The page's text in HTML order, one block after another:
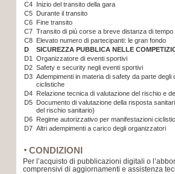
C4 Inizio del transito della gara
C5 Durante il transito
C6 Fine transito
C7 Transito di più corse a breve distanza di tempo
C8 Elevato numero di partecipanti: le gran fondo
D
SICUREZZA PUBBLICA NELLE
D1
Organizzatore di eventi sportivi
D2 Safety e security negli eventi sportivi
D3 Adempimenti in materia di safety da parte degli
ciclistiche
D4 Relazione tecnica di valutazione del rischio e
D5 Documento di valutazione della risposta
del rischio sanitario)
D6 Regime autorizzativo per manifestazioni
D7 Altri adempimenti a carico degli organizzatori
CONDIZIONI
Per l’acquisto di pubblicazioni digitali o
comprensivi di aggiornamenti e assistenza